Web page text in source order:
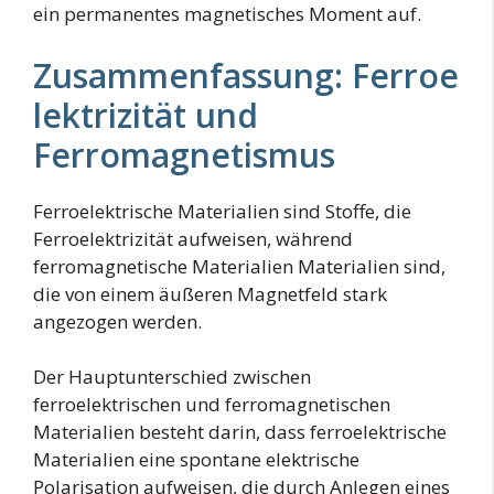
ein permanentes magnetisches Moment auf.
Zusammenfassung: Ferroe
lektrizität und
Ferromagnetismus
Ferroelektrische Materialien sind Stoffe, die
Ferroelektrizität aufweisen, während
ferromagnetische Materialien Materialien sind,
die von einem äußeren Magnetfeld stark
angezogen werden.
Der Hauptunterschied zwischen
ferroelektrischen und ferromagnetischen
Materialien besteht darin, dass ferroelektrische
Materialien eine spontane elektrische
Polarisation aufweisen, die durch Anlegen eines